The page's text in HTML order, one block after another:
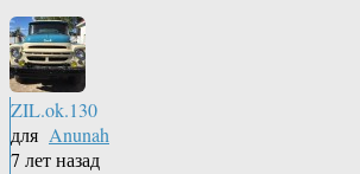
ZIL.ok.130
для Anunah
7 лет назад